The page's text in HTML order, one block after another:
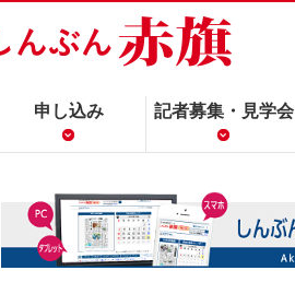
申し込み 記者募集・見学会